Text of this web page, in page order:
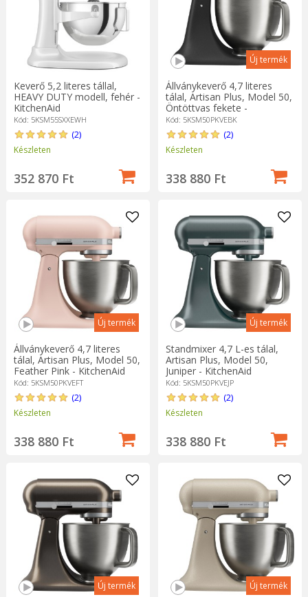
Keverő 5,2 literes tállal,
HEAVY DUTY modell, fehér -
KitchenAid
Kód: 5KSM55SXXEWH
(2)
Készleten
352 870 Ft
Új termék
Állványkeverő 4,7 literes
tálal, Artisan Plus, Model 50,
Öntöttvas fekete -
KitchenAid
Kód: 5KSM50PKVEBK
(2)
Készleten
338 880 Ft
Új termék
Állványkeverő 4,7 literes
tálal, Artisan Plus, Model 50,
Feather Pink - KitchenAid
Kód: 5KSM50PKVEFT
(2)
Készleten
338 880 Ft
Új termék
Standmixer 4,7 L-es tálal,
Artisan Plus, Model 50,
Juniper - KitchenAid
Kód: 5KSM50PKVEJP
(2)
Készleten
338 880 Ft
Új termék Új termék